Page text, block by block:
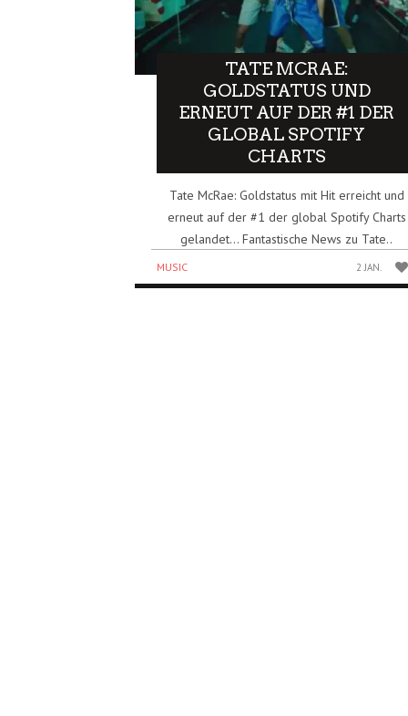
TATE MCRAE:
GOLDSTATUS UND
ERNEUT AUF DER #1 DER
GLOBAL SPOTIFY
CHARTS
Tate McRae: Goldstatus mit Hit erreicht und
erneut auf der #1 der global Spotify Charts
gelandet… Fantastische News zu Tate..
MUSIC 2 JAN.